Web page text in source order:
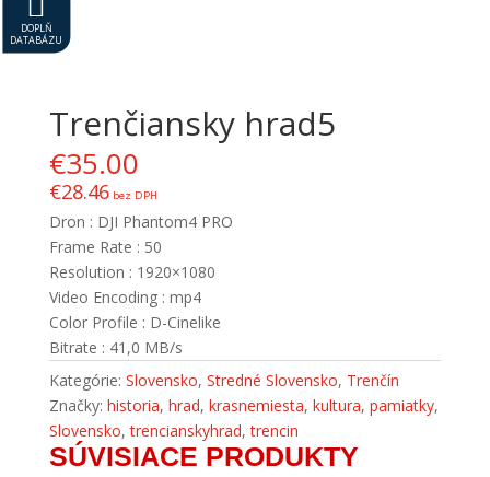
DOPLŇ
DATABÁZU
Trenčiansky hrad5
€35.00
€28.46bez DPH
Dron : DJI Phantom4 PRO
Frame Rate : 50
Resolution : 1920×1080
Video Encoding : mp4
Color Profile : D-Cinelike
Bitrate : 41,0 MB/s
Kategórie: Slovensko, Stredné Slovensko, Trenčín
Značky: historia, hrad, krasnemiesta, kultura, pamiatky,
Slovensko,trencianskyhrad,trencin
SÚVISIACE PRODUKTY